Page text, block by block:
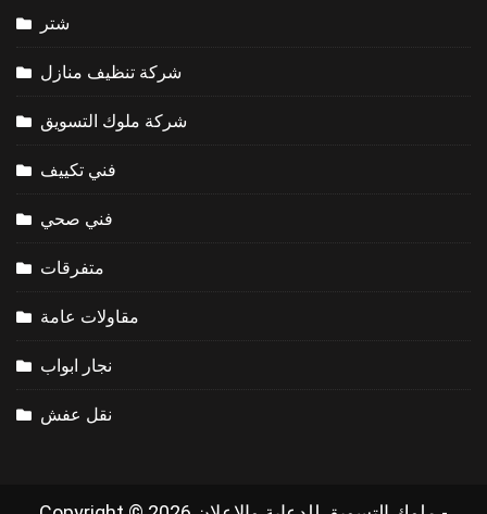
شتر
شركة تنظيف منازل
شركة ملوك التسويق
فني تكييف
فني صحي
متفرقات
مقاولات عامة
نجار ابواب
نقل عفش